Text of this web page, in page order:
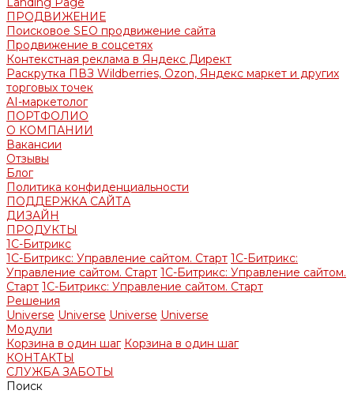
ПРОДВИЖЕНИЕ
Поисковое SEO продвижение сайта
Продвижение в соцсетях
Контекстная реклама в Яндекс Директ
Раскрутка ПВЗ Wildberries, Ozon, Яндекс маркет и других
торговых точек
AI-маркетолог
ПОРТФОЛИО
О КОМПАНИИ
Вакансии
Отзывы
Блог
Политика конфиденциальности
ПОДДЕРЖКА САЙТА
ДИЗАЙН
ПРОДУКТЫ
1С-Битрикс
1С-Битрикс: Управление сайтом. Старт 1С-Битрикс:
Управление сайтом. Старт 1С-Битрикс: Управление сайтом.
Старт 1С-Битрикс: Управление сайтом. Старт
Решения
Universe Universe Universe Universe
Модули
Корзина в один шаг Корзина в один шаг
КОНТАКТЫ
СЛУЖБА ЗАБОТЫ
Поиск